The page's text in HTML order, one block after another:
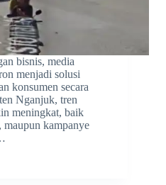
bisnis, media
menjadi solusi
konsumen secara
Nganjuk, tren
meningkat, baik
kampanye